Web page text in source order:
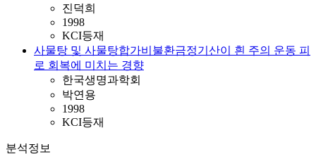
진덕희
1998
KCI등재
사물탕 및 사물탕합가비불환금정기산이 흰 주의 운동 피
로 회복에 미치는 경향
한국생명과학회
박연용
1998
KCI등재
분석정보